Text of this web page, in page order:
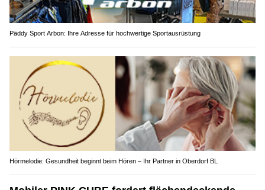
Päddy Sport Arbon: Ihre Adresse für hochwertige Sportausrüstung
Hörmelodie: Gesundheit beginnt beim Hören – Ihr Partner in Oberdorf BL